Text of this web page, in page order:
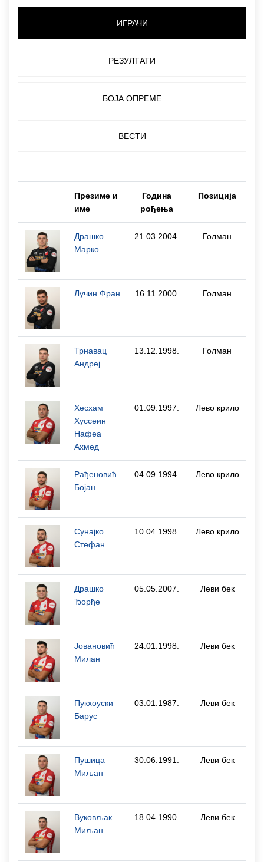
ИГРАЧИ
РЕЗУЛТАТИ
БОЈА ОПРЕМЕ
ВЕСТИ
Презиме и
име
Година
рођења
Позиција
Драшко
Марко
21.03.2004. Голман
Лучин Фран 16.11.2000. Голман
Трнавац
Андреј
13.12.1998. Голман
Хесхам
Хуссеин
Нафеа
Ахмед
01.09.1997. Лево крило
Рађеновић
Бојан
04.09.1994. Лево крило
Сунајко
Стефан
10.04.1998. Лево крило
Драшко
Ђорђе
05.05.2007. Леви бек
Јовановић
Милан
24.01.1998. Леви бек
Пукхоуски
Барyс
03.01.1987. Леви бек
Пушица
Миљан
30.06.1991. Леви бек
Вуковљак
Миљан
18.04.1990. Леви бек